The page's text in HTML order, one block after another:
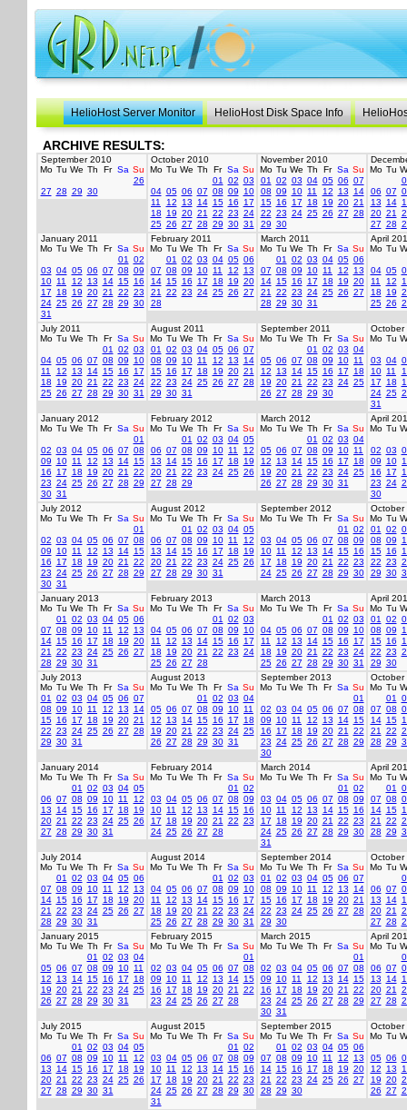
HelioHost Server Monitor HelioHost Disk Space Info
ARCHIVE RESULTS:
September 2010
Mo Tu We Th Fr Sa Su
26
27 28 29 30
October 2010
Mo Tu We Th Fr Sa Su
01
02 03
04 05 06 07 08 09
10
11
12 13 14 15 16
17
18
19 20 21 22 23 24
25 26 27 28 29 30 31
November 2010
Mo Tu We Th Fr Sa Su
01
02 03 04 05 06 07
08 09 10 11 12 13
14
15 16 17 18 19 20 21
22 23 24 25 26 27 28
29 30
Mo Tu
06 07
13
14
20 21
27 28
January 2011
Mo Tu We Th Fr Sa Su
01
02
03 04 05 06 07 08 09
10 11 12 13 14 15 16
17
18 19 20 21 22 23
24 25 26 27 28 29 30
31
February 2011
Mo Tu We Th Fr Sa Su
01
02 03 04 05 06
07 08 09 10 11 12
13
14 15 16 17 18 19 20
21
22 23 24 25 26 27
28
March 2011
Mo Tu We Th Fr Sa Su
01
02 03 04 05 06
07 08 09 10 11 12
13
14 15 16 17 18 19 20
21
22 23 24 25 26 27
28 29 30 31
April
Mo Tu
04 05
11
12
18
19
25 26
July 2011
Mo Tu We Th Fr Sa Su
01
02 03
04 05 06 07 08 09
10
11
12 13 14 15 16
17
18
19 20 21 22 23 24
25 26 27 28 29 30 31
August 2011
Mo Tu We Th Fr Sa Su
01
02 03 04 05 06 07
08 09 10 11 12 13
14
15 16 17 18 19 20 21
22 23 24 25 26 27 28
29 30 31
September 2011
Mo Tu We Th Fr Sa Su
01
02 03 04
05 06 07 08 09 10 11
12
13 14 15 16 17
18
19 20 21 22 23 24 25
26 27 28 29 30
October
Mo Tu
03 04
10 11
17
18
24 25
31
January 2012
Mo Tu We Th Fr Sa Su
01
02 03 04 05 06 07 08
09
10 11 12 13 14 15
16
17 18 19 20 21
22
23 24 25 26 27 28 29
30 31
February 2012
Mo Tu We Th Fr Sa Su
01
02 03 04 05
06 07 08 09 10 11
12
13
14 15 16 17 18
19
20 21 22 23 24 25 26
27 28 29
March 2012
Mo Tu We Th Fr Sa Su
01
02 03 04
05 06 07 08 09 10 11
12
13 14 15 16 17
18
19 20 21 22 23 24 25
26 27 28 29 30 31
April
Mo Tu
02 03
09
10
16
17
23 24
30
July 2012
Mo Tu We Th Fr Sa Su
01
02 03 04 05 06 07 08
09
10 11 12 13 14 15
16
17 18 19 20 21
22
23 24 25 26 27 28 29
30 31
August 2012
Mo Tu We Th Fr Sa Su
01
02 03 04 05
06 07 08 09 10 11
12
13
14 15 16 17 18
19
20 21 22 23 24 25 26
27 28 29 30 31
September 2012
Mo Tu We Th Fr Sa Su
01
02
03 04 05 06 07 08 09
10 11 12 13 14 15 16
17
18 19 20 21 22 23
24 25 26 27 28 29 30
October
Mo Tu
01
02
08 09
15 16
22 23
29 30
January 2013
Mo Tu We Th Fr Sa Su
01
02 03 04 05 06
07 08 09 10 11 12
13
14 15 16 17 18 19 20
21
22 23 24 25 26 27
28 29 30 31
February 2013
Mo Tu We Th Fr Sa Su
01
02 03
04 05 06 07 08 09
10
11
12 13 14 15 16
17
18
19 20 21 22 23 24
25 26 27 28
March 2013
Mo Tu We Th Fr Sa Su
01
02 03
04 05 06 07 08 09
10
11
12 13 14 15 16
17
18
19 20 21 22 23 24
25 26 27 28 29 30 31
April
Mo Tu
01
02
08 09
15 16
22 23
29 30
July 2013
Mo Tu We Th Fr Sa Su
01
02 03 04 05 06 07
08 09 10 11 12 13
14
15 16 17 18 19 20 21
22 23 24 25 26 27 28
29 30 31
August 2013
Mo Tu We Th Fr Sa Su
01
02 03 04
05 06 07 08 09 10 11
12
13 14 15 16 17
18
19 20 21 22 23 24 25
26 27 28 29 30 31
September 2013
Mo Tu We Th Fr Sa Su
01
02 03 04 05 06 07 08
09
10 11 12 13 14 15
16
17 18 19 20 21
22
23 24 25 26 27 28 29
30
October
Mo Tu
01
07 08
14 15
21
22
28 29
January 2014
Mo Tu We Th Fr Sa Su
01
02 03 04 05
06 07 08 09 10 11
12
13
14 15 16 17 18
19
20 21 22 23 24 25 26
27 28 29 30 31
February 2014
Mo Tu We Th Fr Sa Su
01
02
03 04 05 06 07 08 09
10 11 12 13 14 15 16
17
18 19 20 21 22 23
24 25 26 27 28
March 2014
Mo Tu We Th Fr Sa Su
01
02
03 04 05 06 07 08 09
10 11 12 13 14 15 16
17
18 19 20 21 22 23
24 25 26 27 28 29 30
31
April
Mo Tu
01
07 08
14 15
21
22
28 29
July 2014
Mo Tu We Th Fr Sa Su
01
02 03 04 05 06
07 08 09 10 11 12
13
14 15 16 17 18 19 20
21
22 23 24 25 26 27
28 29 30 31
August 2014
Mo Tu We Th Fr Sa Su
01
02 03
04 05 06 07 08 09
10
11
12 13 14 15 16
17
18
19 20 21 22 23 24
25 26 27 28 29 30 31
September 2014
Mo Tu We Th Fr Sa Su
01
02 03 04 05 06 07
08 09 10 11 12 13
14
15 16 17 18 19 20 21
22 23 24 25 26 27 28
29 30
October
Mo Tu
06 07
13
14
20 21
27 28
January 2015
Mo Tu We Th Fr Sa Su
01
02 03 04
05 06 07 08 09 10 11
12
13 14 15 16 17
18
19 20 21 22 23 24 25
26 27 28 29 30 31
February 2015
Mo Tu We Th Fr Sa Su
01
02 03 04 05 06 07 08
09
10 11 12 13 14 15
16
17 18 19 20 21
22
23 24 25 26 27 28
March 2015
Mo Tu We Th Fr Sa Su
01
02 03 04 05 06 07 08
09
10 11 12 13 14 15
16
17 18 19 20 21
22
23 24 25 26 27 28 29
30 31
April
Mo Tu
06 07
13
14
20 21
27 28
July 2015
Mo Tu We Th Fr Sa Su
01
02 03 04 05
06 07 08 09 10 11
12
13
14 15 16 17 18
19
20 21 22 23 24 25 26
27 28 29 30 31
August 2015
Mo Tu We Th Fr Sa Su
01
02
03 04 05 06 07 08 09
10 11 12 13 14 15 16
17
18 19 20 21 22 23
24 25 26 27 28 29 30
31
September 2015
Mo Tu We Th Fr Sa Su
01
02 03 04 05 06
07 08 09 10 11 12
13
14 15 16 17 18 19 20
21
22 23 24 25 26 27
28 29 30
October
Mo Tu
05 06
12
13
19 20
26 27